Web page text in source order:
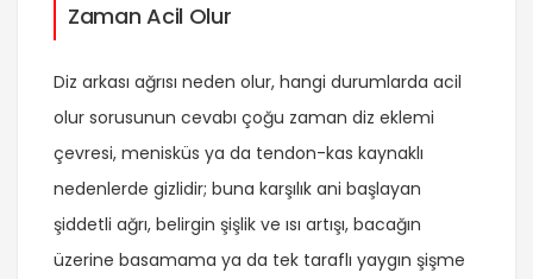
Zaman Acil Olur
Diz arkası ağrısı neden olur, hangi durumlarda acil
olur sorusunun cevabı çoğu zaman diz eklemi
çevresi, menisküs ya da tendon-kas kaynaklı
nedenlerde gizlidir; buna karşılık ani başlayan
şiddetli ağrı, belirgin şişlik ve ısı artışı, bacağın
üzerine basamama ya da tek taraflı yaygın şişme